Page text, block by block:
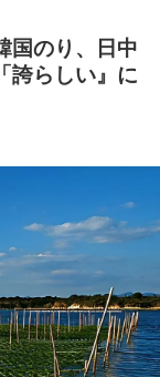
国のり、日中
誇らしい』に